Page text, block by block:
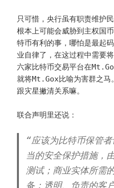
只可惜，央行虽有职责维护
根本上可能会威胁到主权国
特币有利的事，哪怕是最起
业自律了，在这过程中需要
六家比特币交易平台在
就将Mt.Gox比喻为害群之马
跟灾星撇清关系嘛。
联合声明里还说：
“应该为比特币保管
当的安全保护措施，
测试；商业实体所需
备；透明、负责的客